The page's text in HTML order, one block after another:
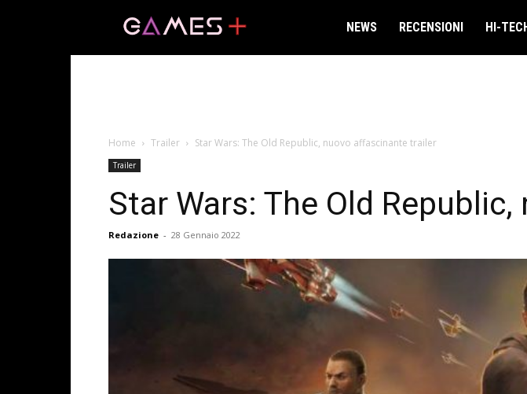
NEWS RECENSIONI HI-
Home Trailer Star Wars: The Old Republic, nuovo affascinante trailer
Trailer
Star Wars: The Old
Redazione - 28 Gennaio 2022